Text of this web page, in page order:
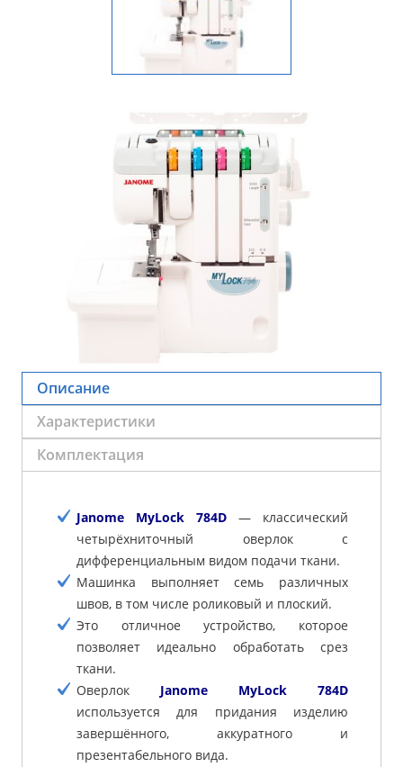
Описание
Характеристики
Комплектация
Janome MyLock 784D
— классический
четырёхниточный оверлок с
дифференциальным видом подачи ткани.
Машинка выполняет семь различных
швов, в том числе роликовый и плоский.
Это отличное устройство, которое
позволяет идеально обработать срез
ткани.
Оверлок Janome MyLock 784D
используется для придания изделию
завершённого, аккуратного и
презентабельного вида.